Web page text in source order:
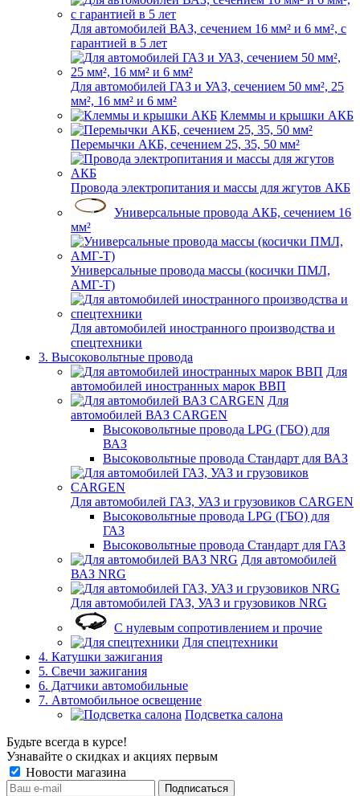
Для автомобилей ВАЗ, сечением 16 мм² и 6 мм², с
гарантией в 5 лет
Для автомобилей ГАЗ и УАЗ, сечением 50 мм², 25
мм², 16 мм² и 6 мм²
Клеммы и крышки АКБ
Перемычки АКБ, сечением 25, 35, 50 мм²
Провода электропитания и массы для жгутов АКБ
Универсальные провода АКБ, сечением 16
мм²
Универсальные провода массы (косички ПМЛ,
АМГ-Т)
Для автомобилей иностранного производства и
спецтехники
3. Высоковольтные провода
Для
автомобилей иностранных марок ВВП
Для
автомобилей ВАЗ CARGEN
Высоковольтные провода LPG (ГБО) для
ВАЗ
Высоковольтные провода Стандарт для ВАЗ
Для автомобилей ГАЗ, УАЗ и грузовиков CARGEN
Высоковольтные провода LPG (ГБО) для
ГАЗ
Высоковольтные провода Стандарт для ГАЗ
Для автомобилей
ВАЗ NRG
Для автомобилей ГАЗ, УАЗ и грузовиков NRG
С нулевым сопротивлением и прочие
Для спецтехники
4. Катушки зажигания
5. Свечи зажигания
6. Датчики автомобильные
7. Автомобильное освещение
Подсветка салона
Будьте всегда в курсе!
Узнавайте о скидках и акциях первым
Новости магазина